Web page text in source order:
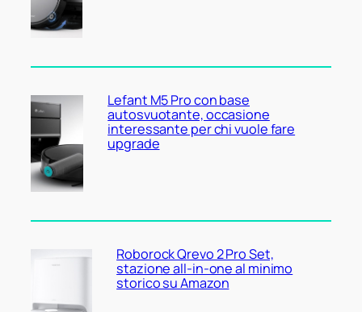
Lefant M5 Pro con base
autosvuotante, occasione
interessante per chi vuole fare
upgrade
Roborock Qrevo 2 Pro Set,
stazione all-in-one al minimo
storico su Amazon